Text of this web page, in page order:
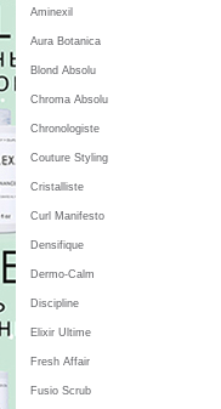
Aminexil
Aura Botanica
Blond Absolu
Chroma Absolu
Chronologiste
Couture Styling
Cristalliste
Curl Manifesto
Densifique
Dermo-Calm
Discipline
Elixir Ultime
Fresh Affair
Fusio Scrub